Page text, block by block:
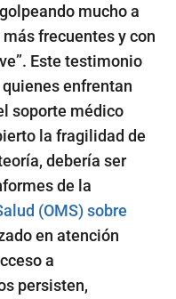
mucho a
frecuentes y con
Este testimonio
enfrentan
soporte médico
la fragilidad de
debería ser
de la
(OMS) sobre
en atención
a
persisten,